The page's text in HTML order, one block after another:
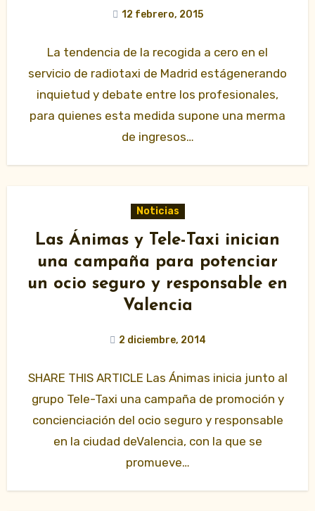
12 febrero, 2015
La tendencia de la recogida a cero en el
servicio de radiotaxi de Madrid estágenerando
inquietud y debate entre los profesionales,
para quienes esta medida supone una merma
de ingresos…
Noticias
Las Ánimas y Tele-Taxi inician
una campaña para potenciar
un ocio seguro y responsable en
Valencia
2 diciembre, 2014
SHARE THIS ARTICLE Las Ánimas inicia junto al
grupo Tele-Taxi una campaña de promoción y
concienciación del ocio seguro y responsable
en la ciudad deValencia, con la que se
promueve…